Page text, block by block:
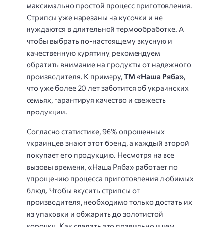
максимально простой процесс приготовления.
Стрипсы уже нарезаны на кусочки и не
нуждаются в длительной термообработке. А
чтобы выбрать по-настоящему вкусную и
качественную курятину, рекомендуем
обратить внимание на продукты от надежного
производителя. К примеру,ТМ «Наша Ряба»,
что уже более 20 лет заботится об украинских
семьях, гарантируя качество и свежесть
продукции.
Согласно статистике, 96% опрошенных
украинцев знают этот бренд, а каждый второй
покупает его продукцию. Несмотря на все
вызовы времени, «Наша Ряба» работает по
упрощению процесса приготовления любимых
блюд. Чтобы вкусить стрипсы от
производителя, необходимо только достать их
из упаковки и обжарить до золотистой